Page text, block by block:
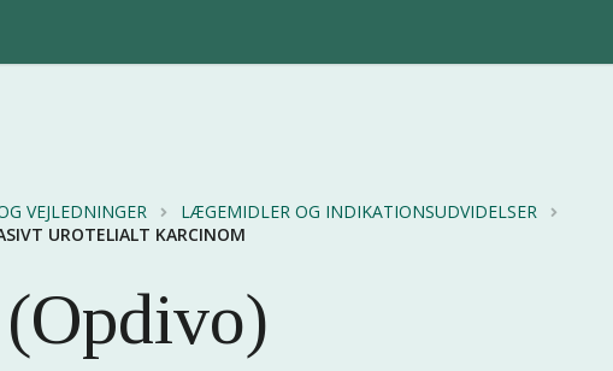
VEJLEDNINGER
LÆGEMIDLER OG INDIKATIONSUDVIDELSER
UROTELIALT KARCINOM